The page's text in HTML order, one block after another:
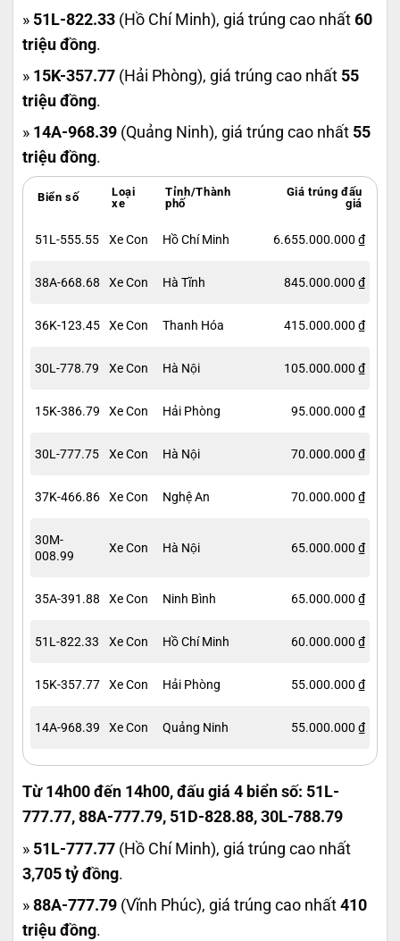
» 51L-822.33 (Hồ Chí Minh), giá trúng cao nhất 60
triệu đồng.
» 15K-357.77 (Hải Phòng), giá trúng cao nhất 55
triệu đồng.
» 14A-968.39 (Quảng Ninh), giá trúng cao nhất 55
triệu đồng.
Biển số
Loại
xe
Tỉnh/Thành
phố
Giá trúng đấu
giá
51L-555.55 Xe Con Hồ Chí Minh 6.655.000.000 ₫
38A-668.68 Xe Con Hà Tĩnh 845.000.000 ₫
36K-123.45 Xe Con Thanh Hóa 415.000.000 ₫
30L-778.79 Xe Con Hà Nội 105.000.000 ₫
15K-386.79 Xe Con Hải Phòng 95.000.000 ₫
30L-777.75 Xe Con Hà Nội 70.000.000 ₫
37K-466.86 Xe Con Nghệ An 70.000.000 ₫
30M-
008.99
Xe Con Hà Nội 65.000.000 ₫
35A-391.88 Xe Con Ninh Bình 65.000.000 ₫
51L-822.33 Xe Con Hồ Chí Minh 60.000.000 ₫
15K-357.77 Xe Con Hải Phòng 55.000.000 ₫
14A-968.39 Xe Con Quảng Ninh 55.000.000 ₫
Từ 14h00 đến 14h00, đấu giá 4 biển số: 51L-
777.77, 88A-777.79, 51D-828.88, 30L-788.79
» 51L-777.77 (Hồ Chí Minh), giá trúng cao nhất
3,705 tỷ đồng.
» 88A-777.79 (Vĩnh Phúc), giá trúng cao nhất 410
triệu đồng.